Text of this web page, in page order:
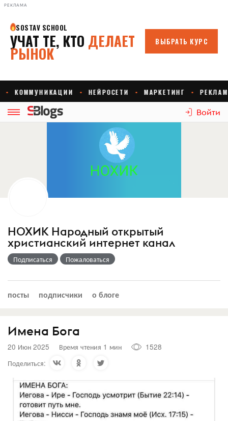
РЕКЛАМА
Войти
НОХИК Народный открытый
христианский интернет канал
Подписаться Пожаловаться
посты подписчики о блоге
Имена Бога
20 Июн 2025 Время чтения 1 мин
1528
Поделиться: